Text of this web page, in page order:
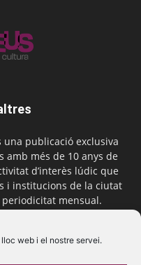
web i el nostre servei.
una publicació exclusiva
amb més de 10 anys de
d’interès lúdic que
i institucions de la ciutat
mensual.